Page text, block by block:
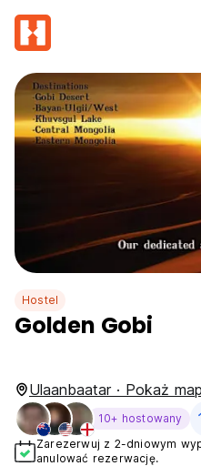
Hostel
Golden Gobi
Ulaanbaatar · Pokaż
10+ hostowany
Zarezerwuj z 2-dniowym
anulować rezerwację.